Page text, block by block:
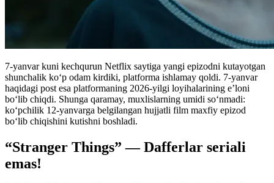
7-yanvar kuni kechqurun Netflix saytiga yangi epizodni kutayotgan
shunchalik ko‘p odam kirdiki, platforma ishlamay qoldi. 7-yanvar
haqidagi post esa platformaning 2026-yilgi loyihalarining e’loni
bo‘lib chiqdi. Shunga qaramay, muxlislarning umidi so‘nmadi:
ko‘pchilik 12-yanvarga belgilangan hujjatli film maxfiy epizod
bo‘lib chiqishini kutishni boshladi.
“Stranger Things” — Dafferlar seriali
emas!